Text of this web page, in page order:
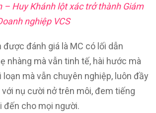
– Huy Khánh lột xác trở thành Giám
nghiệp VCS
được đánh giá là MC có lối dẫn
nhàng mà vẫn tinh tế, hài hước mà
loạn mà vẫn chuyên nghiệp, luôn đầy
nụ cười nở trên môi, đem tiếng
đến cho mọi người.